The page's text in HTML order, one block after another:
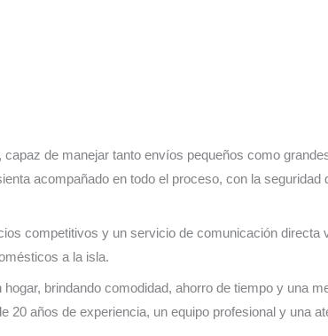
de manejar tanto envíos pequeños como
acompañado en todo el proceso, con la seguridad
competitivos y un servicio de comunicación directa
a la isla.
brindando comodidad, ahorro de tiempo y una
años de experiencia, un equipo profesional y una